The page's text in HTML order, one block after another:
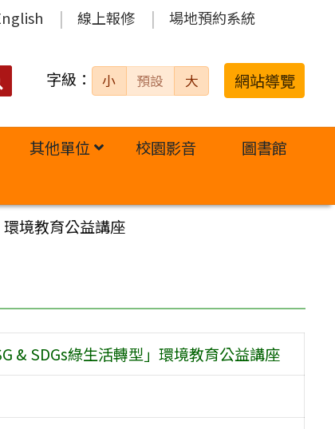
線上報修 場地預約系統
搜
字級： 小 預設 大 網站導覽
其他單位 校園影音
圖書館
境教育公益講座
& SDGs綠生活轉型」環境教育公益講座